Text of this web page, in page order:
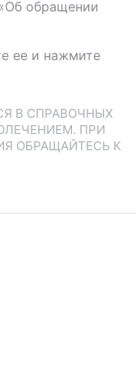
обращении
ее и нажмите
В СПРАВОЧНЫХ
ПРИ
ОБРАЩАЙТЕСЬ К